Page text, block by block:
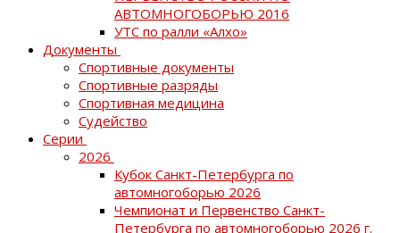
АВТОМНОГОБОРЬЮ 2016
УТС по ралли «Алхо»
Документы
Спортивные документы
Спортивные разряды
Спортивная медицина
Судейство
Серии
2026
Кубок Санкт-Петербурга по
автомногоборью 2026
Чемпионат и Первенство Санкт-
Петербурга по автомногоборью 2026 г.